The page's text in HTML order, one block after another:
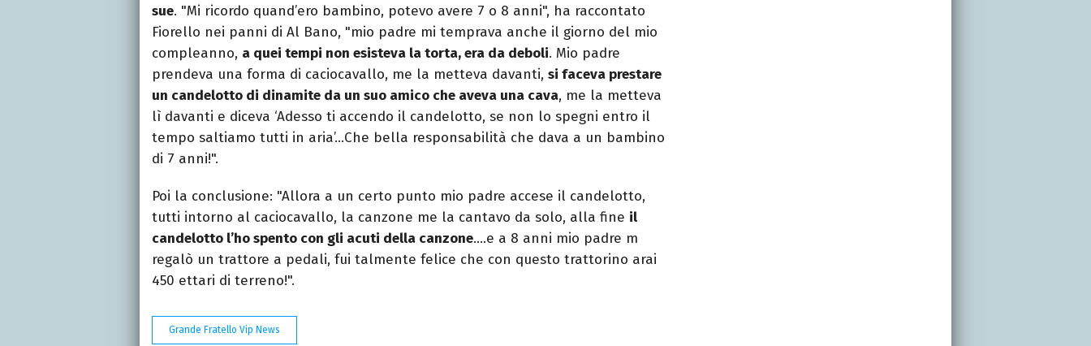
sue. "Mi ricordo quand’ero bambino, potevo avere 7 o 8 anni", ha raccontato
Fiorello nei panni di Al Bano, "mio padre mi temprava anche il giorno del mio
compleanno, a quei tempi non esisteva la torta, era da deboli. Mio padre
prendeva una forma di caciocavallo, me la metteva davanti, si faceva prestare
un candelotto di dinamite da un suo amico che aveva una cava, me la metteva
lì davanti e diceva ‘Adesso ti accendo il candelotto, se non lo spegni entro il
tempo saltiamo tutti in aria’…Che bella responsabilità che dava a un bambino
di 7 anni!".
Poi la conclusione: "Allora a un certo punto mio padre accese il candelotto,
tutti intorno al caciocavallo, la canzone me la cantavo da solo, alla fine il
candelotto l’ho spento con gli acuti della canzone….e a 8 anni mio padre m
regalò un trattore a pedali, fui talmente felice che con questo trattorino arai
450 ettari di terreno!".
Grande Fratello Vip News